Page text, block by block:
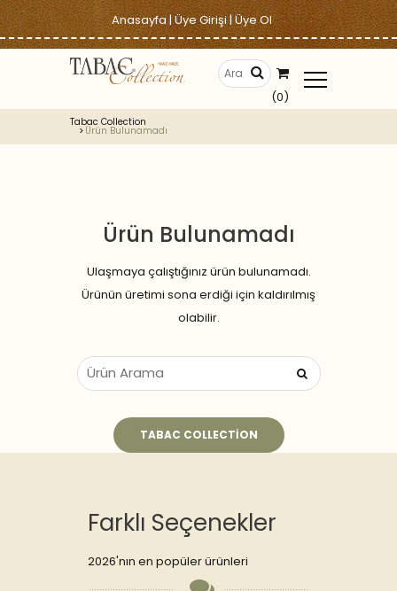
Anasayfa|Üye Girişi|Üye Ol
(0)
Tabac Collection
Ürün Bulunamadı
Ürün Bulunamadı
Ulaşmaya çalıştığınız ürün bulunamadı.
Ürünün üretimi sona erdiği için kaldırılmış
olabilir.
TABAC COLLECTION
Farklı Seçenekler
2026'nın en popüler ürünleri